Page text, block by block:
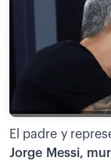
El padre y
Jorge Messi,